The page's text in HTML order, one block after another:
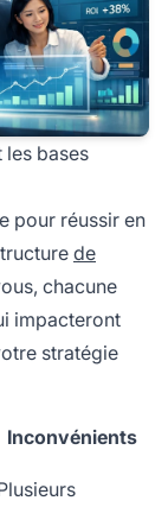
les bases
pour réussir en
de
chacune
impacteront
stratégie
Inconvénients